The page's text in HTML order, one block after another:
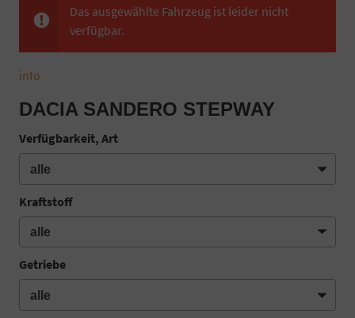
Das ausgewählte Fahrzeug ist leider nicht
verfügbar.
info
DACIA SANDERO STEPWAY
Verfügbarkeit, Art
Kraftstoff
Getriebe